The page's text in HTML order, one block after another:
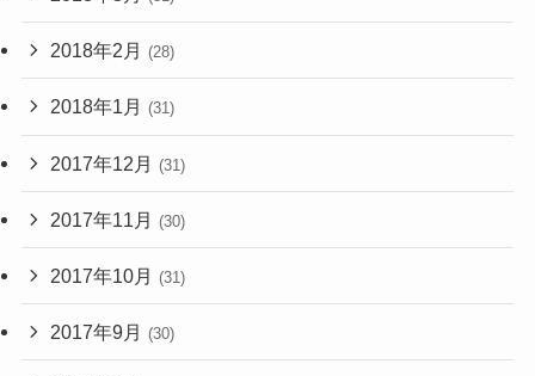
2018年2月 (28)
2018年1月 (31)
2017年12月 (31)
2017年11月 (30)
2017年10月 (31)
2017年9月 (30)